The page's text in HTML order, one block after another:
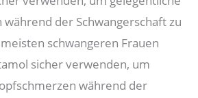
der Schwangerschaft zu
schwangeren Frauen
sicher verwenden, um
während der